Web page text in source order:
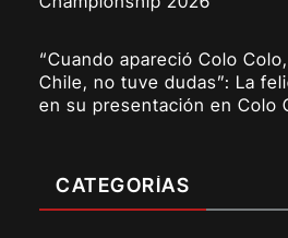
“Cuando apareció Colo
Chile, no tuve dudas”: La
en su presentación en Colo
CATEGORÍAS